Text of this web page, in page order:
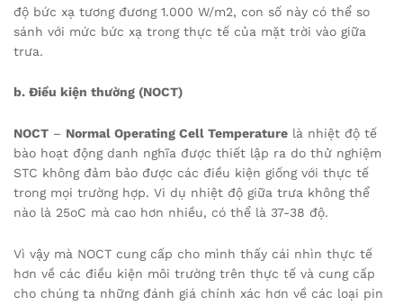
độ bức xạ tương đương 1.000 W/m2, con số này có thể so
sánh với mức bức xạ trong thực tế của mặt trời vào giữa
trưa.
b. Điều kiện thường (NOCT)
NOCT – Normal Operating Cell Temperature là nhiệt độ tế
bào hoạt động danh nghĩa được thiết lập ra do thử nghiệm
STC không đảm bảo được các điều kiện giống với thực tế
trong mọi trường hợp. Vi dụ nhiệt độ giữa trưa không thể
nào là 25oC mà cao hơn nhiều, có thể là 37-38 độ.
Vì vậy mà NOCT cung cấp cho mình thấy cái nhìn thực tế
hơn về các điều kiện môi trường trên thực tế và cung cấp
cho chúng ta những đánh giá chính xác hơn về các loại pin